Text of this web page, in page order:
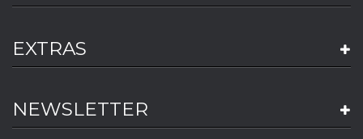
EXTRAS
NEWSLETTER